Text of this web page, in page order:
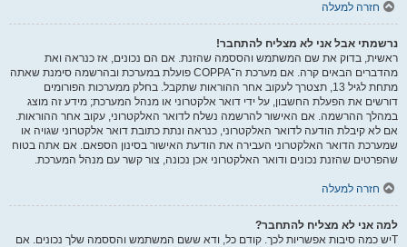
חזרה למעלה
נרשמתי אבל אני לא מצליח להתחבר!
ראשית, בדוק את שם המשתמש והססמה שהזנת. אם הם נכונים, אז כנראה ואת
מהדברים הבאים קרה. אם מערכת ה־COPPA פועלת במערכת ובהרשמה סימנת שאתה
מתחת לגיל 13, תצטרך לעקוב אחר ההוראות שתקבל. בחלק ממערכות הפורומים
דורשים את הפעלת החשבון, על ידי דואר אלקטרוני או מנהל המערכת; מידע זה מוצג
במהלך ההרשמה. אם האישור להרשמה נשלח לדואר האלקטרוני, עקוב אחר ההוראות.
אם לא קיבלת הודעה לדואר האלקטרוני, כנראה ונתת כתובת דואר אלקטרוני שגויה או
שמערכת הדואר האלקטרוני העבירה את הודעת האישור בסינון הספאם. אם אתה בטוח
שהפרטים שהזנת נכונים ודואר האלקטרוני אכן נכונה, צור קשר עם מנהל המערכת.
חזרה למעלה
למה אני לא מצליח להתחבר?
Tיש כמה סיבות אפשריות לכך. קודם כל, ודא ששם המשתמש והססמה שלך נכונים. אם